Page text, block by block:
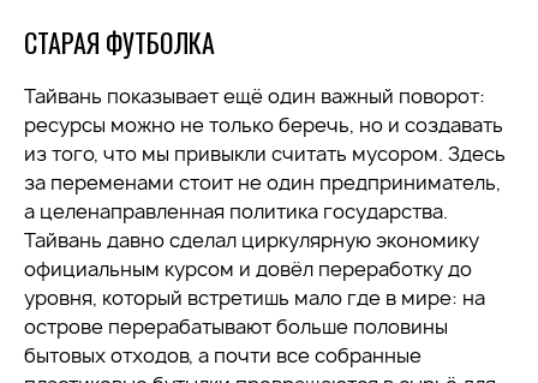
СТАРАЯ ФУТБОЛКА
Тайвань показывает ещё один важный поворот:
ресурсы можно не только беречь, но и создавать
из того, что мы привыкли считать мусором. Здесь
за переменами стоит не один предприниматель,
а целенаправленная политика государства.
Тайвань давно сделал циркулярную экономику
официальным курсом и довёл переработку до
уровня, который встретишь мало где в мире: на
острове перерабатывают больше половины
бытовых отходов, а почти все собранные